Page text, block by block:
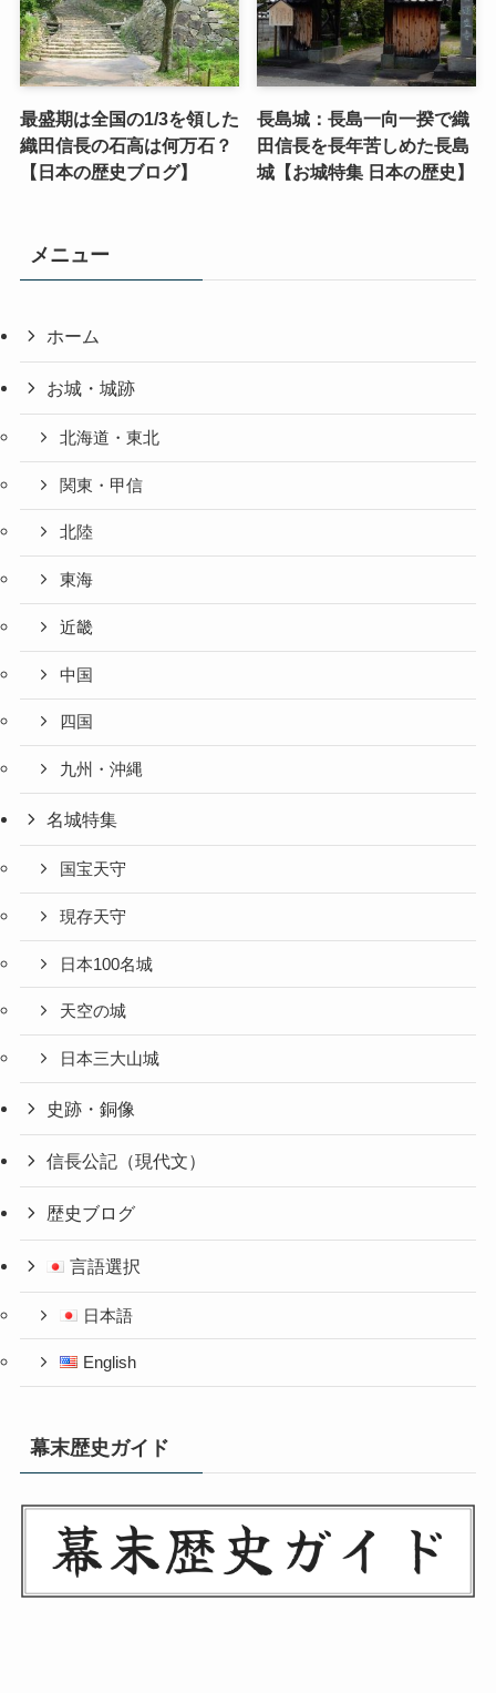
最盛期は全国の1/3を領した
織田信長の石高は何万石？
【日本の歴史ブログ】
長島城：長島一向一揆で織
田信長を長年苦しめた長島
城【お城特集 日本の歴史】
メニュー
ホーム
お城・城跡
北海道・東北
関東・甲信
北陸
東海
近畿
中国
四国
九州・沖縄
名城特集
国宝天守
現存天守
日本100名城
天空の城
日本三大山城
史跡・銅像
信長公記（現代文）
歴史ブログ
言語選択
日本語
English
幕末歴史ガイド